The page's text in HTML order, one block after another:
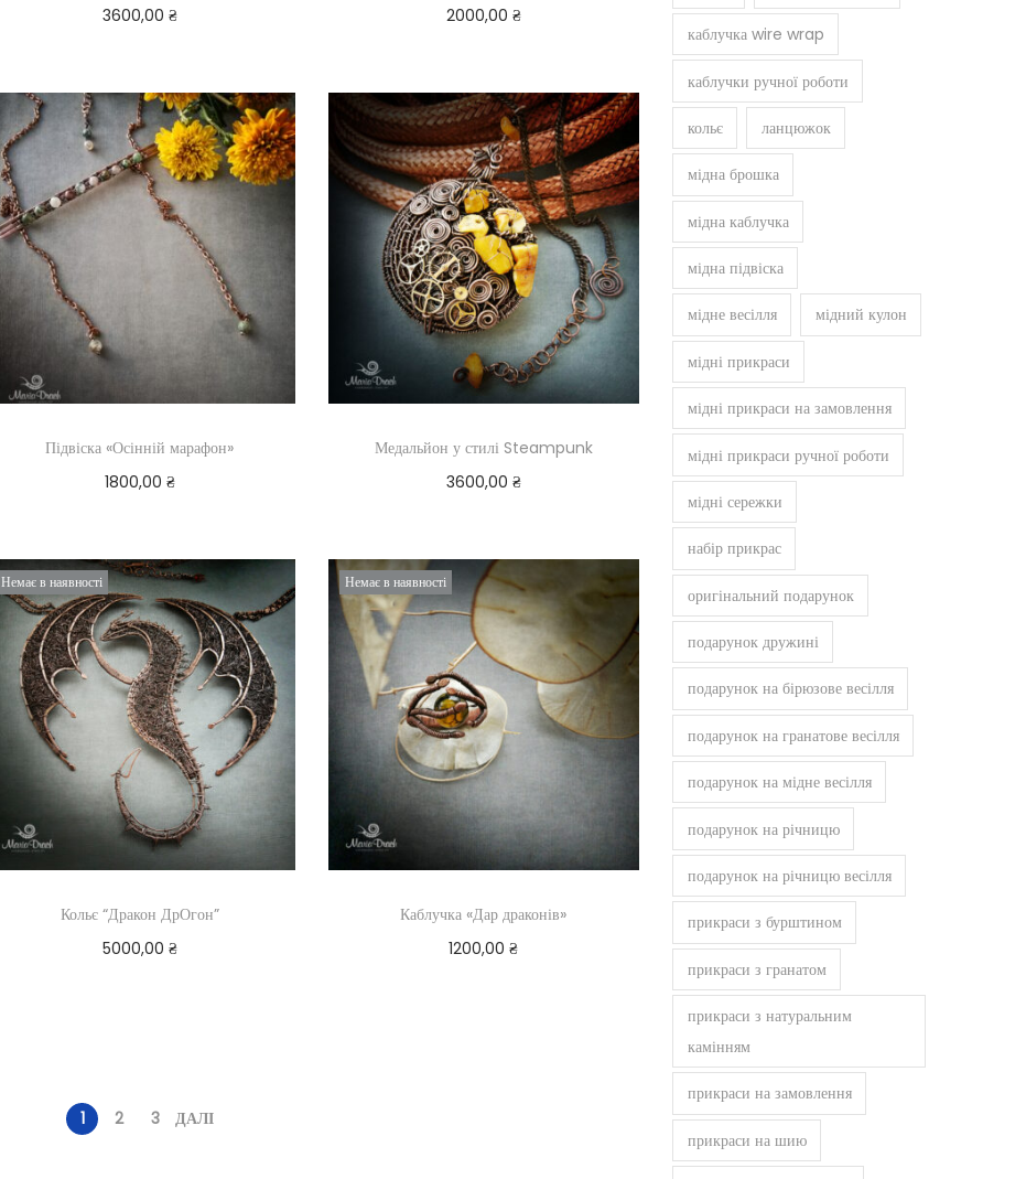
3600,00 ₴
2000,00 ₴
Підвіска «Осінній марафон»
1800,00 ₴
Медальйон у стилі Steampunk
3600,00 ₴
Немає в наявності
Кольє “Дракон ДрОгон”
5000,00 ₴
Немає в наявності
Каблучка «Дар драконів»
1200,00₴
1 2 3 ДАЛІ
каблучка wire wrap
каблучки ручної роботи
кольє ланцюжок
мідна брошка
мідна каблучка
мідна підвіска
мідне весілля мідний кулон
мідні прикраси
мідні прикраси на замовлення
мідні прикраси ручної роботи
мідні сережки
набір прикрас
оригінальний подарунок
подарунок дружині
подарунок на бірюзове весілля
подарунок на гранатове весілля
подарунок на мідне весілля
подарунок на річницю
подарунок на річницю весілля
прикраси з бурштином
прикраси з гранатом
прикраси з натуральним
камінням
прикраси на замовлення
прикраси на шию